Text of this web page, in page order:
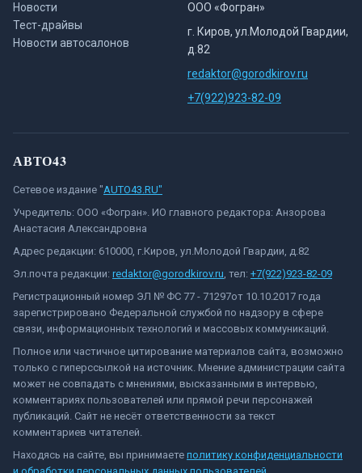
Новости
Тест-драйвы
Новости автосалонов
ООО «Фогран»
г. Киров, ул.Молодой Гвардии,
д.82
redaktor@gorodkirov.ru
+7(922)923-82-09
АВТО43
Сетевое издание "AUTO43.RU"
Учредитель: ООО «Фогран». ИО главного редактора: Анзорова
Анастасия Александровна
Адрес редакции: 610000, г.Киров, ул.Молодой Гвардии, д.82
Эл.почта редакции: redaktor@gorodkirov.ru, тел: +7(922)923-82-09
Регистрационный номер ЭЛ № ФС 77 - 71297от 10.10.2017 года
зарегистрировано Федеральной службой по надзору в сфере
связи, информационных технологий и массовых коммуникаций.
Полное или частичное цитирование материалов сайта, возможно
только с гиперссылкой на источник. Мнение администрации сайта
может не совпадать с мнениями, высказанными в интервью,
комментариях пользователей или прямой речи персонажей
публикаций. Сайт не несёт ответственности за текст
комментариев читателей.
Находясь на сайте, вы принимаете политику конфиденциальности